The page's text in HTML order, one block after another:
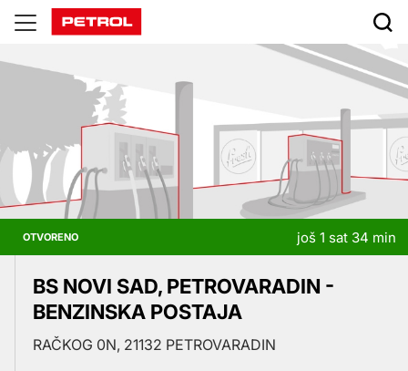
Prodajna
mjesta
OTVORENO još 1 sat 34 min
BS NOVI SAD, PETROVARADIN -
BENZINSKA POSTAJA
RAČKOG 0N, 21132 PETROVARADIN